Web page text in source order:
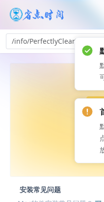
/info/
安装常见问题